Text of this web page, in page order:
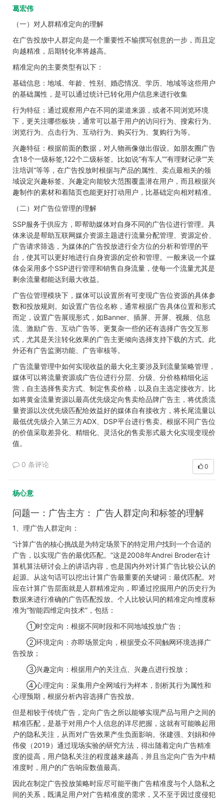
葛宏伟
（一）对人群精准定向的理解
在广告投放中人群定向是一个重要性不输撰写创意的一步，而且定
向越精准，后期转化率将越高。
精准定向的主要类型有以下：
基础信息：地域、年龄、性别、婚恋情况、学历、地域等这些用户
的基础属性，是可以通过统计已转化用户信息来进行收集
行为特征：通过观察用户在不同的渠道来源，或者不同浏览环境
下，更关注哪些板块，通常可以基于用户的访问行为、搜索行为、
浏览行为、点击行为、互动行为、购买行为、复购行为等。
兴趣特征：根据前面的数据，对人物画像做出假设。如朋友圈广告
含18个一级标签,122个二级标签。比如说“有车人”“有理财记录”“关
注培训“等等，在广告投放时根据与产品的属性、卖点最相关的领
域设定兴趣标签。兴趣定向能较大范围覆盖潜在用户，而且根据兴
趣制作的素材和着陆页也能更好打动用户，比基础定向相对精准。
（二）对广告位管理的理解
SSP服务于供应方，即帮助媒体对自身不同的广告位进行管理。具
体来说是帮助互联网媒介资源主题进行流量分配管理、资源定价、
广告请求筛选，为媒体的广告投放进行全方位的分析和管理的平
台，使其可以更好地进行自身资源的定价和管理。一般来说一个媒
体会采用多个SSP进行管理和销售自身流量，使每一个流量尤其是
剩余流量都能达到最大收益。
广告位管理模块下，媒体可以设置所有可变现广告位资源的具体参
数和投放规则。如设置广告位名称，通常根据广告具体位置和形式
而定，设置广告展现形式，如Banner、插屏、开屏、视频、信息
流、激励广告、互动广告等。更复杂一些的还有选择广告交互形
式，尤其是关注转化效果的广告主更倾向选择支持下载的方式。此
外还有广告监测功能、广告审核等。
广告流量管理中如何实现收益的最大化主要涉及到流量策略管理，
媒体可以将流量资源或广告位进行分层、分级、分价格精细化运
营，自主选择售卖方式、制定售卖价格，以及自主选定接收方。比
如将黄金流量资源以最高优先级定向售卖给品牌广告主，将优质流
量资源以次优先级匹配给效益好的媒体自有接收方，将长尾流量以
最低优先级介入第三方ADX、DSP平台进行售卖。根据不同广告位
的价值采取差异化、精细化、灵活化的售卖形式最大化实现变现价
值。
0 条评论 0
杨心意
问题一：广告主方： 广告人群定向和标签的理解
1、理广告人群定向：
“计算广告的核心挑战是为特定场景下的特定用户找到一个合适的
广告，以实现广告的最优匹配。”这是2008年Andrei Broder在计
算机算法研讨会上的讲话内容，也是国内外对计算广告比较公认的
起源。从这句话可以挖出计算广告最重要的关键词：最优匹配。对
应在计算广告层面就是人群精准定向，即通过挖掘用户的历史行为
数据来进行准确的广告匹配投放。个人比较认同的精准定向维度标
准为“智能四维定向技术”，包括：
①时空定向：根据不同时段和不同地域投放广告；
②环境定向：亦即场景定向，根据受众不同触网环境选择广
告投放；
③兴趣定向：根据用户的关注点、兴趣点进行投放；
④心理定向：采集用户全网域行为样本，剖析其行为属性和
心理预期，根据分析内容选择广告投放。
但是相较于传统广告，定向广告之所以能够实现产品与用户之间的
精准匹配，是基于对用户个人信息的详尽把握，这就有可能唤起用
户的隐私关注，从而对广告效果产生负面影响。张建强、刘娟和仲
伟俊（2019）通过现场实验的研究方法，得出随着定向广告精准
度的提高，用户隐私关注的程度越来越高，并且当定向广告为中精
准度时，用户的广告响应数值最高。
因此在制定广告投放策略时应尽可能平衡广告精准度与个人隐私之
间的关系，既满足用户对广告精准度的需求，又不至于因过度侵犯